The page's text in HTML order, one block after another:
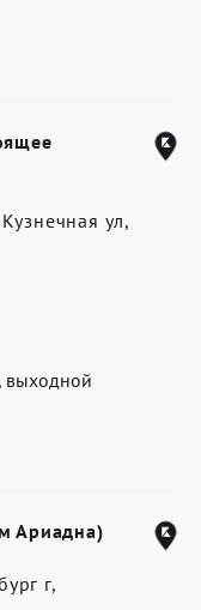
ул,
выходной
Ариадна)
г,